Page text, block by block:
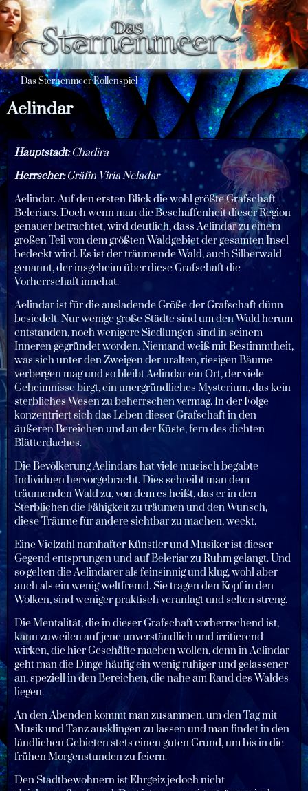
Das Sternenmeer Rollenspiel
Aelindar
Hauptstadt:Chadira
Herrscher:Gräfin Viria Neladar
Aelindar. Auf den ersten Blick die wohl größte Grafschaft
Beleriars. Doch wenn man die Beschaffenheit dieser Region
genauer betrachtet, wird deutlich, dass Aelindar zu einem
großen Teil von dem größten Waldgebiet der gesamten Insel
bedeckt wird. Es ist der träumende Wald, auch Silberwald
genannt, der insgeheim über diese Grafschaft die
Vorherrschaft innehat.
Aelindar ist für die ausladende Größe der Grafschaft dünn
besiedelt. Nur wenige große Städte sind um den Wald herum
entstanden, noch wenigere Siedlungen sind in seinem
Inneren gegründet worden. Niemand weiß mit Bestimmtheit,
was sich unter den Zweigen der uralten, riesigen Bäume
verbergen mag und so bleibt Aelindar ein Ort, der viele
Geheimnisse birgt, ein unergründliches Mysterium, das kein
sterbliches Wesen zu beherrschen vermag. In der Folge
konzentriert sich das Leben dieser Grafschaft in den
äußeren Bereichen und an der Küste, fern des dichten
Blätterdaches.
Die Bevölkerung Aelindars hat viele musisch begabte
Individuen hervorgebracht. Dies schreibt man dem
träumenden Wald zu, von dem es heißt, das er in den
Sterblichen die Fähigkeit zu träumen und den Wunsch,
diese Träume für andere sichtbar zu machen, weckt.
Eine Vielzahl namhafter Künstler und Musiker ist dieser
Gegend entsprungen und auf Beleriar zu Ruhm gelangt. Und
so gelten die Aelindarer als feinsinnig und klug, wohl aber
auch als ein wenig weltfremd. Sie tragen den Kopf in den
Wolken, sind weniger praktisch veranlagt und selten streng.
Die Mentalität, die in dieser Grafschaft vorherrschend ist,
kann zuweilen auf jene unverständlich und irritierend
wirken, die hier Geschäfte machen wollen, denn in Aelindar
geht man die Dinge häufig ein wenig ruhiger und gelassener
an, speziell in den Bereichen, die nahe am Rand des Waldes
liegen.
An den Abenden kommt man zusammen, um den Tag mit
Musik und Tanz ausklingen zu lassen und man findet in den
ländlichen Gebieten stets einen guten Grund, um bis in die
frühen Morgenstunden zu feiern.
Den Stadtbewohnern ist Ehrgeiz jedoch nicht